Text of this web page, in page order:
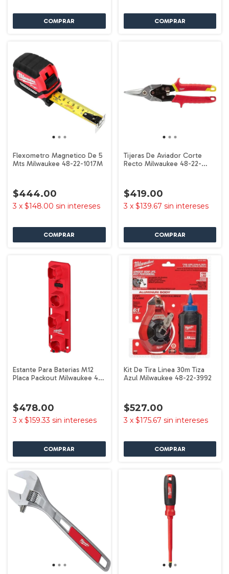
Flexometro Magnetico De 5
Mts Milwaukee 48-22-1017M
$444.00
3 x $148.00 sin intereses
Tijeras De Aviador Corte
Recto Milwaukee 48-22-
$419.00
3 x $139.67 sin intereses
Estante Para Baterias M12
Placa Packout Milwaukee 48-
$478.00
3 x $159.33 sin intereses
Kit De Tira Linea 30m Tiza
Azul Milwaukee 48-22-3992
$527.00
3 x $175.67 sin intereses